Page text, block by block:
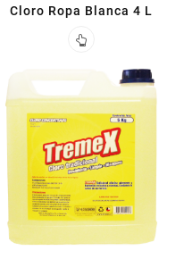
Cloro Ropa Blanca 4 L